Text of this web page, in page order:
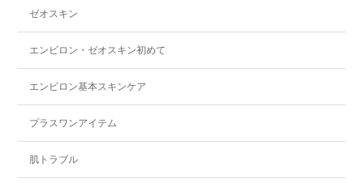
ゼオスキン
エンビロン・ゼオスキン初めて
エンビロン基本スキンケア
プラスワンアイテム
肌トラブル